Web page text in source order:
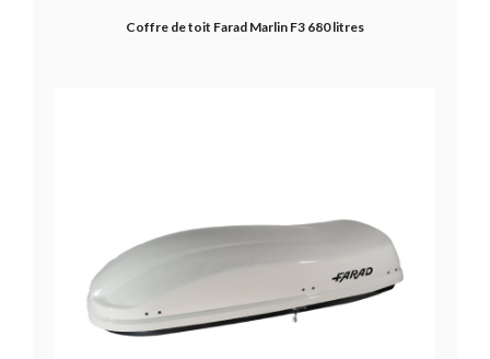
Coffre de toit Farad Marlin F3 680 litres